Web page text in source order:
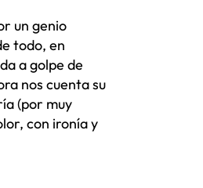
un genio
todo, en
a golpe de
nos cuenta su
(por muy
con ironía y